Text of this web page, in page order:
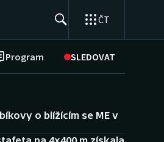
ČT
Program SLEDOVAT
o blížícím se ME v